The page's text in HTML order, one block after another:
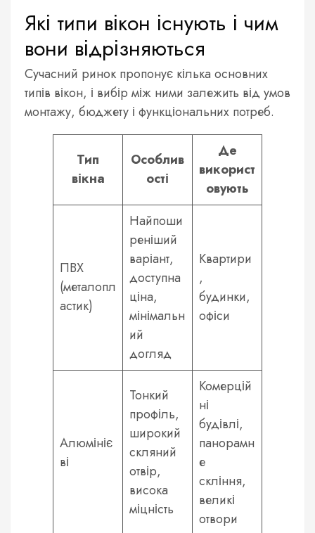
Які типи вікон існують і чим
вони відрізняються
Сучасний ринок пропонує кілька основних
типів вікон, і вибір між ними залежить від умов
монтажу, бюджету і функціональних потреб.
Тип
вікна
Особлив
ості
Де
використ
овують
ПВХ
(металопл
астик)
Найпоши
реніший
варіант,
доступна
ціна,
мінімальн
ий
догляд
Квартири
,
будинки,
офіси
Алюмініє
ві
Тонкий
профіль,
широкий
скляний
отвір,
висока
міцність
Комерцій
ні
будівлі,
панорамн
е
скління,
великі
отвори